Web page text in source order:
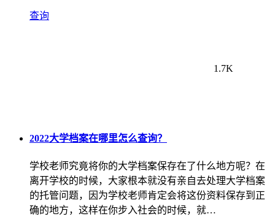
查询
1.7K
2022大学档案在哪里怎么查询？
学校老师究竟将你的大学档案保存在了什么地方呢？在
离开学校的时候，大家根本就没有亲自去处理大学档案
的托管问题，因为学校老师肯定会将这份资料保存到正
确的地方，这样在你步入社会的时候，就…